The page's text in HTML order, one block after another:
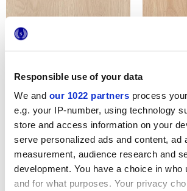
Responsible use of your data
We and our 1022 partners process
e.g. your IP-number, using technology
store and access information on your
serve personalized ads and content, ad
measurement, audience research and
development. You have a choice in who
and for what purposes. Your privacy
ELISIR AVORIO